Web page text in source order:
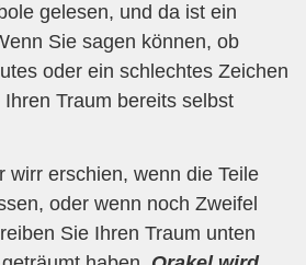
gelesen, und da ist ein
Sie sagen können, ob
oder ein schlechtes Zeichen
Traum bereits selbst
wirr erschien, wenn die Teile
oder wenn noch Zweifel
Sie Ihren Traum unten